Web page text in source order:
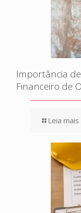
Importância
Financeiro de
Leia mais